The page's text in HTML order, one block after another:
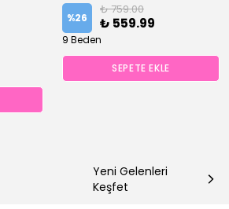
%26
₺ 759.00
₺ 559.99
9 Beden
SEPETE EKLE
Yeni Gelenleri
Keşfet